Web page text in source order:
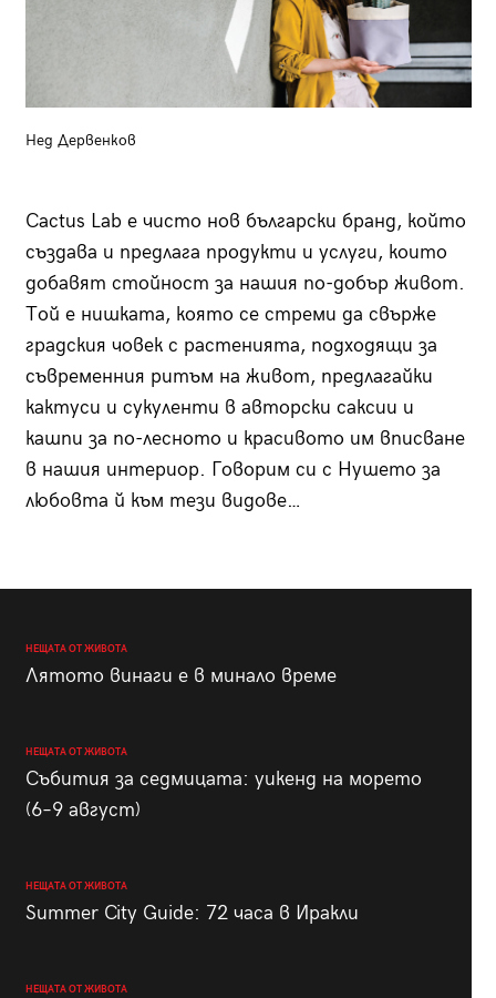
Нед Дервенков
Cactus Lab е чисто нов български бранд, който
създава и предлага продукти и услуги, които
добавят стойност за нашия по-добър живот.
Той е нишката, която се стреми да свърже
градския човек с растенията, подходящи за
съвременния ритъм на живот, предлагайки
кактуси и сукуленти в авторски саксии и
кашпи за по-лесното и красивото им вписване
в нашия интериор. Говорим си с Нушето за
любовта й към тези видове…
НЕЩАТА ОТ ЖИВОТА
Лятото винаги е в минало време
НЕЩАТА ОТ ЖИВОТА
Събития за седмицата: уикенд на морето
(6–9 август)
НЕЩАТА ОТ ЖИВОТА
Summer City Guide: 72 часа в Иракли
НЕЩАТА ОТ ЖИВОТА